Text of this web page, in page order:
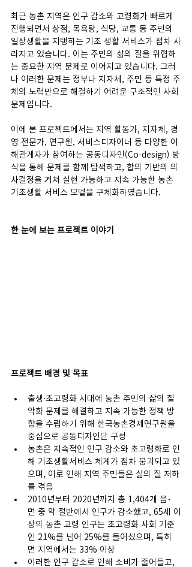
최근 농촌 지역은 인구 감소와 고령화가 빠르게
진행되면서 상점, 목욕탕, 식당, 교통 등 주민의
일상생활을 지탱하는 기초 생활 서비스가 점차 사
라지고 있습니다. 이는 주민의 삶의 질을 위협하
는 중요한 지역 문제로 이어지고 있습니다. 그러
나 이러한 문제는 정부나 지자체, 주민 등 특정 주
체의 노력만으로 해결하기 어려운 구조적인 사회
문제입니다.
이에 본 프로젝트에서는 지역 활동가, 지자체, 경
영 전문가, 연구원, 서비스디자이너 등 다양한 이
해관계자가 참여하는 공동디자인(Co-design) 방
식을 통해 문제를 함께 탐색하고, 합의 기반의 의
사결정을 거쳐 실현 가능하고 지속 가능한 농촌
기초생활 서비스 모델을 구체화하였습니다.
한 눈에 보는 프로젝트 이야기
프로젝트 배경 및 목표
출생·초고령화 시대에 농촌 주민의 삶의 질
악화 문제를 해결하고 지속 가능한 정책 방
향을 수립하기 위해 한국농촌경제연구원을
중심으로 공동디자인단 구성
농촌은 지속적인 인구 감소와 초고령화로 인
해 기초생활서비스 체계가 점차 붕괴되고 있
으며, 이로 인해 지역 주민들은 삶의 질 저하
를 겪음
2010년부터 2020년까지 총 1,404개 읍･
면 중 약 절반에서 인구가 감소했고, 65세 이
상의 농촌 고령 인구는 초고령화 사회 기준
인 21%를 넘어 25%를 들어섰으며, 특히
면 지역에서는 33% 이상
이러한 인구 감소로 인해 소비가 줄어들고,